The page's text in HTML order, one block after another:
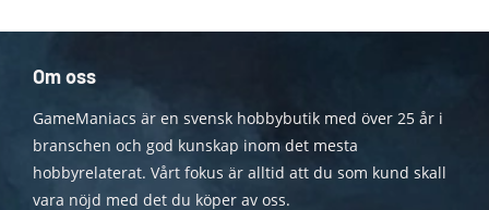
Om oss
GameManiacs är en svensk hobbybutik med över 25 år i
branschen och god kunskap inom det mesta
hobbyrelaterat. Vårt fokus är alltid att du som kund skall
vara nöjd med det du köper av oss.